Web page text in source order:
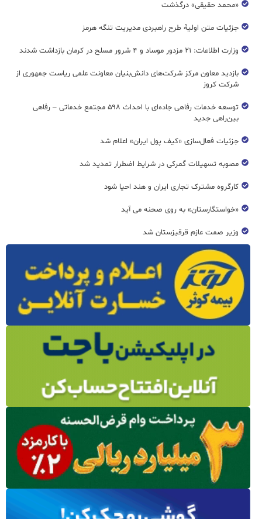
«محمد حقیقی» درگذشت
جزئیات متن اولیۀ طرح راهبردی مدیریت تنگه هرمز
وزارت اطلاعات: ۲۱ مزدور موساد و ۴ شرور مسلح در کرمان بازداشت شدند
بازدید معاون مرکز شرکت‌های دانش‌بنیان معاونت علمی ریاست جمهوری از
شرکت کروز
توسعه خدمات رفاهی جاده‌ای با احداث ۵۹۸ مجتمع خدماتی – رفاهی
بین‌راهی جدید
جزئیات فعال‌سازی «کیف پول ایران» اعلام شد
مصوبه تسهیلات گمرکی در شرایط اضطرار تمدید شد
کارگروه مشترک تجاری ایران و هند احیا شود
«خواستگارستان» به روی صحنه می آید
وزیر صمت عازم قرقیزستان شد